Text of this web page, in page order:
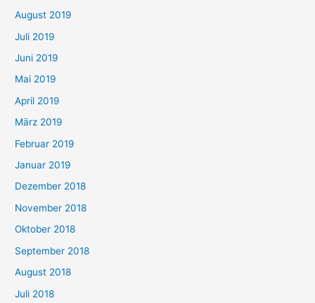
August 2019
Juli 2019
Juni 2019
Mai 2019
April 2019
März 2019
Februar 2019
Januar 2019
Dezember 2018
November 2018
Oktober 2018
September 2018
August 2018
Juli 2018